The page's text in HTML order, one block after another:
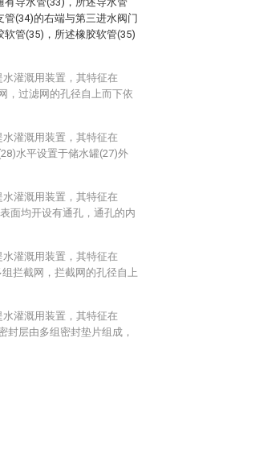
(34)的右端与第三进水阀门
管(35)，所述橡胶软管(35)
灌溉用装置，其特征在
，过滤网的孔径自上而下依
灌溉用装置，其特征在
水平设置于储水罐(27)外
灌溉用装置，其特征在
面均开设有通孔，通孔的内
灌溉用装置，其特征在
拦截网，拦截网的孔径自上
灌溉用装置，其特征在
封层由多组密封垫片组成，